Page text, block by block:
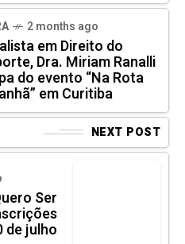
2 months ago
em Direito do
Dra. Miriam Ranalli
do evento “Na Rota
em Curitiba
NEXT POST
Ser
de julho